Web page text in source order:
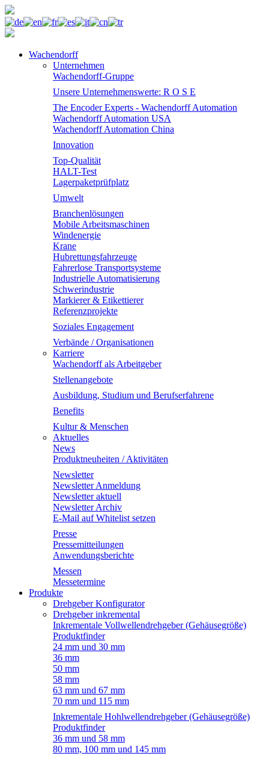
Wachendorff
Unternehmen
Wachendorff-Gruppe
Unsere Unternehmenswerte: R O S E
The Encoder Experts - Wachendorff Automation
Wachendorff Automation USA
Wachendorff Automation China
Innovation
Top-Qualität
HALT-Test
Lagerpaketprüfplatz
Umwelt
Branchenlösungen
Mobile Arbeitsmaschinen
Windenergie
Krane
Hubrettungsfahrzeuge
Fahrerlose Transportsysteme
Industrielle Automatisierung
Schwerindustrie
Markierer & Etikettierer
Referenzprojekte
Soziales Engagement
Verbände / Organisationen
Karriere
Wachendorff als Arbeitgeber
Stellenangebote
Ausbildung, Studium und Berufserfahrene
Benefits
Kultur & Menschen
Aktuelles
News
Produktneuheiten / Aktivitäten
Newsletter
Newsletter Anmeldung
Newsletter aktuell
Newsletter Archiv
E-Mail auf Whitelist setzen
Presse
Pressemitteilungen
Anwendungsberichte
Messen
Messetermine
Produkte
Drehgeber Konfigurator
Drehgeber inkremental
Inkrementale Vollwellendrehgeber (Gehäusegröße)
Produktfinder
24 mm und 30 mm
36 mm
50 mm
58 mm
63 mm und 67 mm
70 mm und 115 mm
Inkrementale Hohlwellendrehgeber (Gehäusegröße)
Produktfinder
36 mm und 58 mm
80 mm, 100 mm und 145 mm